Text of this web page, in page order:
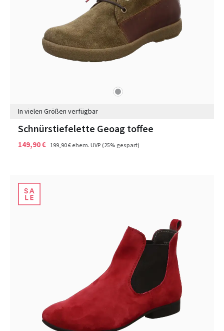
grau
In vielen Größen verfügbar
Schnürstiefelette Geoag toffee
149,90 € 199,90 €ehem. UVP(25% gespart)